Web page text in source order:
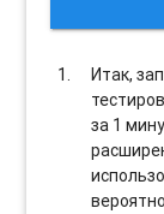
Итак,
за 1